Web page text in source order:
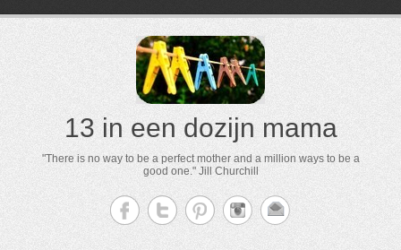
13 in een dozijn mama
"There is no way to be a perfect mother and a million ways to be a
good one." Jill Churchill